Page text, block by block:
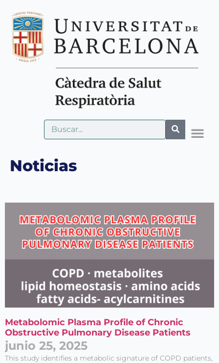
Noticias
Metabolomic Plasma Profile of Chronic
Obstructive Pulmonary Disease Patients
junio 25, 2025
This study identifies a metabolic signature of COPD patients,